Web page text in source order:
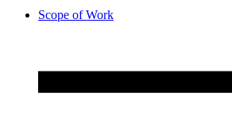
Scope of Work